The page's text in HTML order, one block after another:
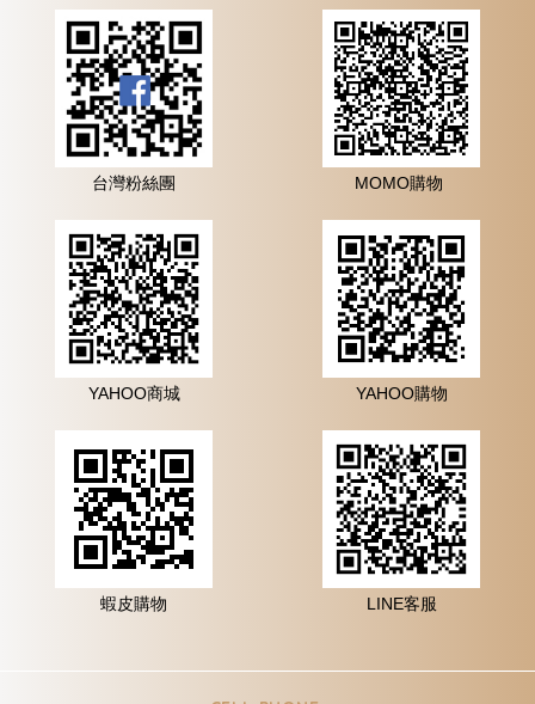
台灣粉絲團 MOMO購物
YAHOO商城 YAHOO購物
蝦皮購物 LINE客服